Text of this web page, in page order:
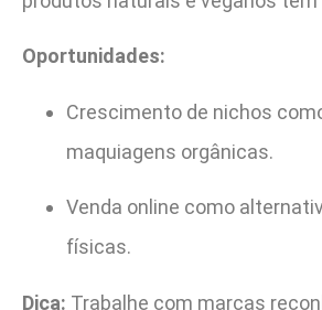
Oportunidades:
Crescimento de nichos
maquiagens orgânicas.
Venda online como
físicas.
Dica: Trabalhe com marcas